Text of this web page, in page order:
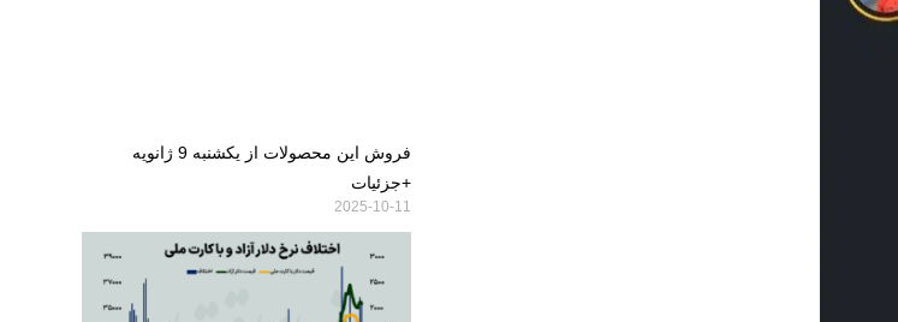
فروش این محصولات از یکشنبه 9 ژانویه
+جزئیات
2025-10-11